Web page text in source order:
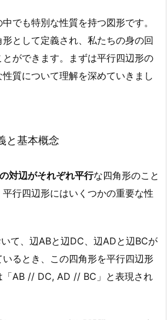
でも特別な性質を持つ図形です。
として定義され、私たちの身の回
ができます。まずは平行四辺形の
質について理解を深めていきまし
と基本概念
対辺がそれぞれ平行な四角形のこと
行四辺形にはいくつかの重要な性
て、辺ABと辺DC、辺ADと辺BCが
るとき、この四角形を平行四辺形
「AB // DC, AD // BC」と表現され